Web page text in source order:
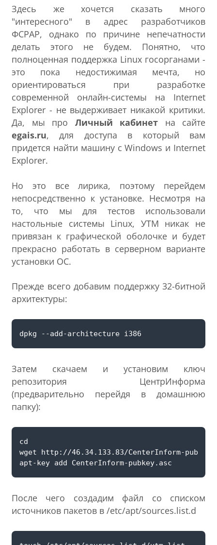
Здесь же хочется сказать много
"интересного" в адрес разработчиков
ФСРАР, однако по причине непечатности
делать этого не будем. Понятно, что
полноценная поддержка Linux госорганами -
это пока недостижимая мечта, но
ориентироваться при разработке
современной онлайн-системы на Internet
Explorer - не выдерживает никакой критики.
Да, мы про Личный кабинет на сайте
egais.ru, для доступа в который вам
придется найти машину с Windows и Internet
Explorer.
Но это все лирика, поэтому перейдем
непосредственно к установке. Несмотря на
то, что мы для тестов использовали
настольные системы Linux, УТМ никак не
привязан к графической оболочке и будет
прекрасно работать в серверном варианте
установки ОС.
Прежде всего добавим поддержку 32-битной
архитектуры:
Затем скачаем и установим ключ
репозитория ЦентрИнформа
(предварительно перейдя в домашнюю
папку):
После чего создадим файл со списком
источников пакетов в /etc/apt/sources.list.d